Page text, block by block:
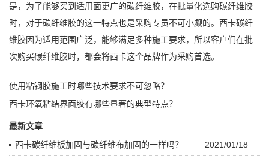
是，为了能够买到适用面更广的碳纤维胶，在批量化选购碳纤维胶
时，对于碳纤维胶的这一特点也是采购专员不可小觑的。西卡碳纤
维胶因为适用范围广泛，能够满足多种施工要求，所以客户们在批
次购买碳纤维胶时，都会将西卡这个品牌作为采购首选。
使用粘钢胶施工时哪些技术要求不可忽略？
西卡环氧粘结界面胶有哪些显著的典型特点？
最新文章
2021/01/18
西卡碳纤维板加固与碳纤维布加固的一样吗？